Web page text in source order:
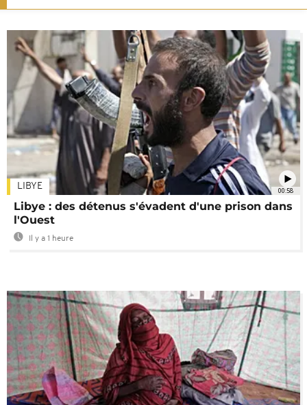
00:58
LIBYE
Libye : des détenus s'évadent d'une prison dans
l'Ouest
Il y a 1 heure